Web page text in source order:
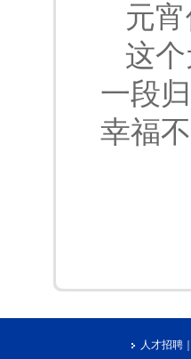
元
这
一段
幸福
人才招聘｜